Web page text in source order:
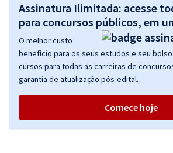
Assinatura Ilimitada: acesse
para concursos públicos, em
O melhor custo
benefício para os seus estudos e seu
cursos para todas as carreiras de
garantia de atualização pós-edital.
Comece hoje